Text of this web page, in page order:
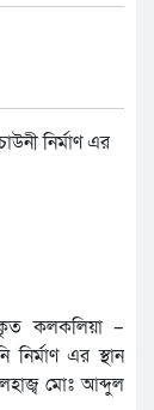
কলকলিয়া –
এর স্থান
মোঃ আব্দুল